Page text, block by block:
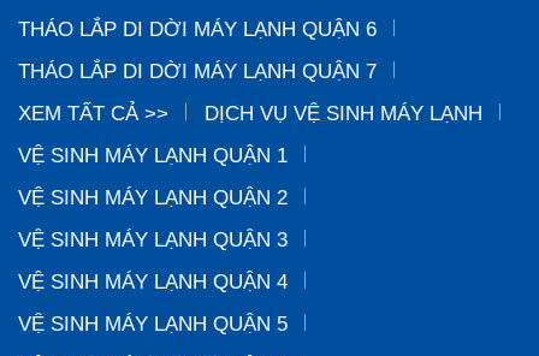
THÁO LẮP DI DỜI MÁY LẠNH QUẬN 6
THÁO LẮP DI DỜI MÁY LẠNH QUẬN 7
XEM TẤT CẢ >>
DỊCH VỤ VỆ SINH MÁY LẠNH
VỆ SINH MÁY LẠNH QUẬN 1
VỆ SINH MÁY LẠNH QUẬN 2
VỆ SINH MÁY LẠNH QUẬN 3
VỆ SINH MÁY LẠNH QUẬN 4
VỆ SINH MÁY LẠNH QUẬN 5